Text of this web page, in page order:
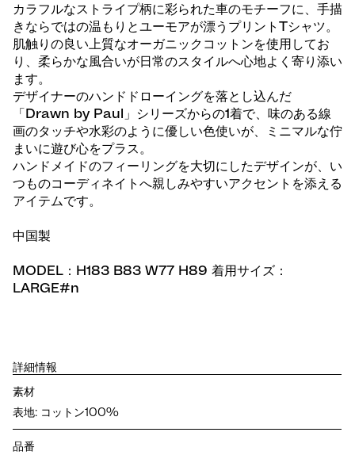
カラフルなストライプ柄に彩られた車のモチーフに、手描
きならではの温もりとユーモアが漂うプリントTシャツ。
肌触りの良い上質なオーガニックコットンを使用してお
り、柔らかな風合いが日常のスタイルへ心地よく寄り添い
ます。
デザイナーのハンドドローイングを落とし込んだ
「Drawn by Paul」シリーズからの1着で、味のある線
画のタッチや水彩のように優しい色使いが、ミニマルな佇
まいに遊び心をプラス。
ハンドメイドのフィーリングを大切にしたデザインが、い
つものコーディネイトへ親しみやすいアクセントを添える
アイテムです。
中国製
MODEL：H183 B83 W77 H89 着用サイズ：
LARGE#n
詳細情報
素材
表地: コットン100%
品番